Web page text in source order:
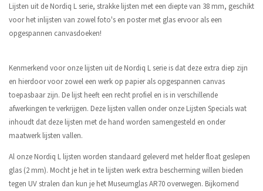
Lijsten uit de Nordiq L serie, strakke lijsten met een diepte van 38 mm, geschikt
voor het inlijsten van zowel foto's en poster met glas ervoor als een
opgespannen canvasdoeken!
Kenmerkend voor onze lijsten uit de Nordiq L serie is dat deze extra diep zijn
en hierdoor voor zowel een werk op papier als opgespannen canvas
toepasbaar zijn. De lijst heeft een recht profiel en is in verschillende
afwerkingen te verkrijgen. Deze lijsten vallen onder onze Lijsten Specials wat
inhoudt dat deze lijsten met de hand worden samengesteld en onder
maatwerk lijsten vallen.
Al onze Nordiq L lijsten worden standaard geleverd met helder float geslepen
glas (2 mm). Mocht je het in te lijsten werk extra bescherming willen bieden
tegen UV stralen dan kun je het Museumglas AR70 overwegen. Bijkomend